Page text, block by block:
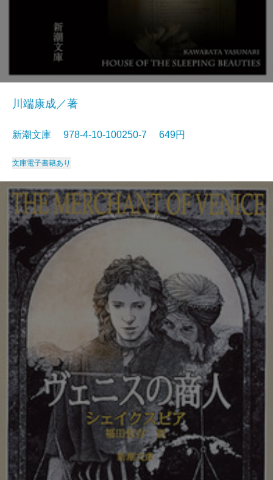
川端康成／著
新潮文庫 978-4-10-100250-7 649円
文庫電子書籍あり